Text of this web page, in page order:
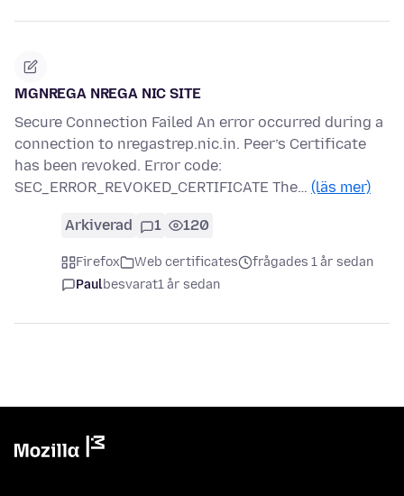
MGNREGA NREGA NIC SITE
Secure Connection Failed An error occurred during a
connection to nregastrep.nic.in. Peer’s Certificate
has been revoked. Error code:
SEC_ERROR_REVOKED_CERTIFICATE The… (läs mer)
Arkiverad 1 120
Firefox Web certificates
frågades 1 år sedan
Paulbesvarat1 år sedan